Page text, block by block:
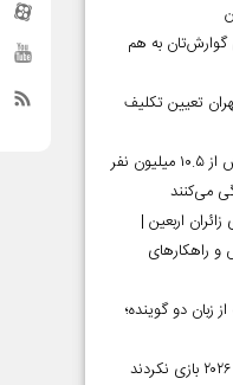
گوارش‌تان به هم
تعیین تکلیف
آمار معلولیت در ایران | بیش از ۱۰.۵ میلیون نفر
می‌کنند
اربعین |
راهکارهای
زبان دو گوینده؛